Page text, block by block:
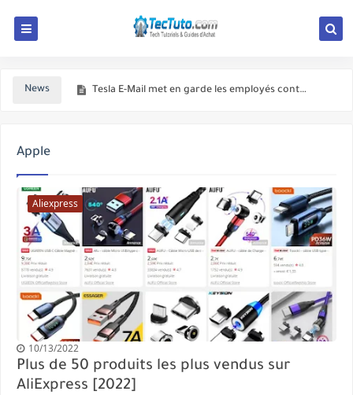
News
Apple, Google, Microsoft et d'autres s'opposent à la proposition du Royaume-Uni d'espionner les messages cryptés
Une ancienne star de YouTube condamnée à 10 ans de prison pour pornographie enfantine
Apple
Aliexpress
10/13/2022
Plus de 50 produits les plus vendus sur
AliExpress [2022]